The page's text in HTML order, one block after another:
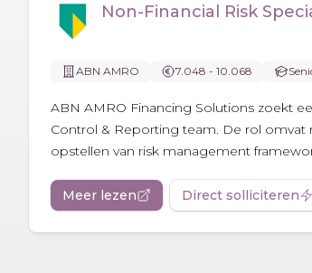
Non-Financial Risk
ABN AMRO 7.048 - 10.068
ABN AMRO Financing Solutions zoekt
Control & Reporting team. De rol
opstellen van risk management
Meer lezen Direct solliciteren